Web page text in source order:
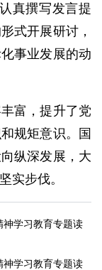
真撰写发言提
式开展研讨，
事业发展的动
富，提升了党
规矩意识。国
纵深发展，大
实步伐。
神学习教育专题读
神学习教育专题读